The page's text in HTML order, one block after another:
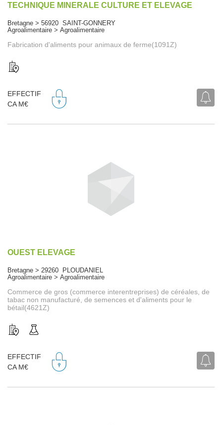
TECHNIQUE MINERALE CULTURE ET ELEVAGE
Bretagne > 56920 SAINT-GONNERY
Agroalimentaire > Agroalimentaire
Fabrication d'aliments pour animaux de ferme(1091Z)
EFFECTIF
CA M€
OUEST ELEVAGE
Bretagne > 29260 PLOUDANIEL
Agroalimentaire > Agroalimentaire
Commerce de gros (commerce interentreprises) de céréales, de
tabac non manufacturé, de semences et d'aliments pour le
bétail(4621Z)
EFFECTIF
CA M€